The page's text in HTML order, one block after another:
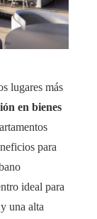
lugares más
en bienes
para
ideal para
una alta